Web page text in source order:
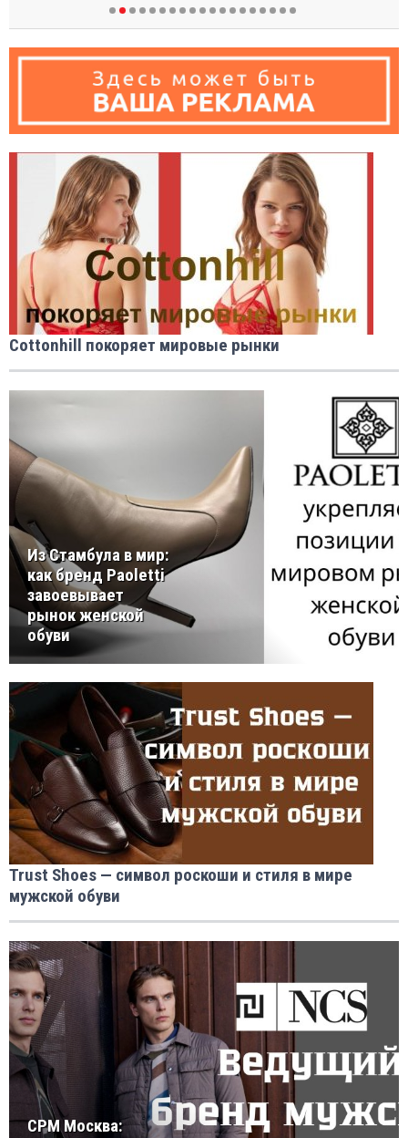
Cottonhill покоряет мировые рынки
Из Стамбула в мир:
как бренд Paoletti
завоевывает
рынок женской
обуви
Trust Shoes — символ роскоши и стиля в мире
мужской обуви
CPM Москва: